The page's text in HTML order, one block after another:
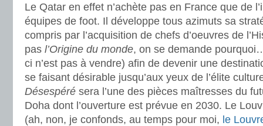
Le Qatar en effet n’achète pas en France que de
équipes de foot. Il développe tous azimuts sa
compris par l’acquisition de chefs d’oeuvres de
pas l’Origine du monde, on se demande
ci n’est pas à vendre) afin de devenir une
se faisant désirable jusqu’aux yeux de l’élite
Désespéré sera l’une des pièces maîtresses du
Doha dont l’ouverture est prévue en 2030. Le
(ah, non, je confonds, au temps pour moi, le